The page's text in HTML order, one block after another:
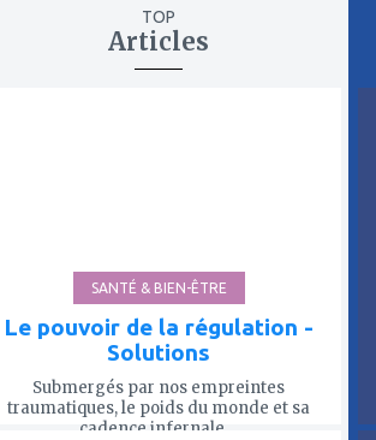
TOP
Articles
SANTÉ & BIEN-ÊTRE
Le pouvoir de la régulation -
Solutions
Submergés par nos empreintes
traumatiques, le poids du monde et sa
cadence infernale,...